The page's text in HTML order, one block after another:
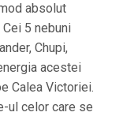
absolut
5 nebuni
Chupi,
acestei
Calea Victoriei.
ul celor care se